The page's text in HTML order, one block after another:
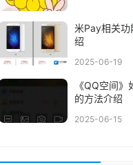
米Pay相关功
绍
2025-06-19
《QQ空间
的方法介绍
2025-06-15